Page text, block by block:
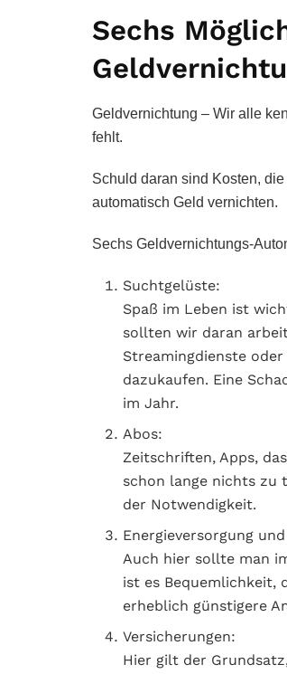
Sechs
Geldvernichtung – Wir alle
fehlt.
Schuld daran sind Kosten,
automatisch Geld vernichten.
Sechs Geldvernichtungs-
Suchtgelüste:
Spaß im Leben ist
sollten wir daran
Streamingdienste
dazukaufen. Eine
im Jahr.
Abos:
Zeitschriften, Apps,
schon lange nichts zu
der Notwendigkeit.
Energieversorgung
Auch hier sollte man
ist es Bequemlichkeit,
erheblich günstigere
Versicherungen:
Hier gilt der